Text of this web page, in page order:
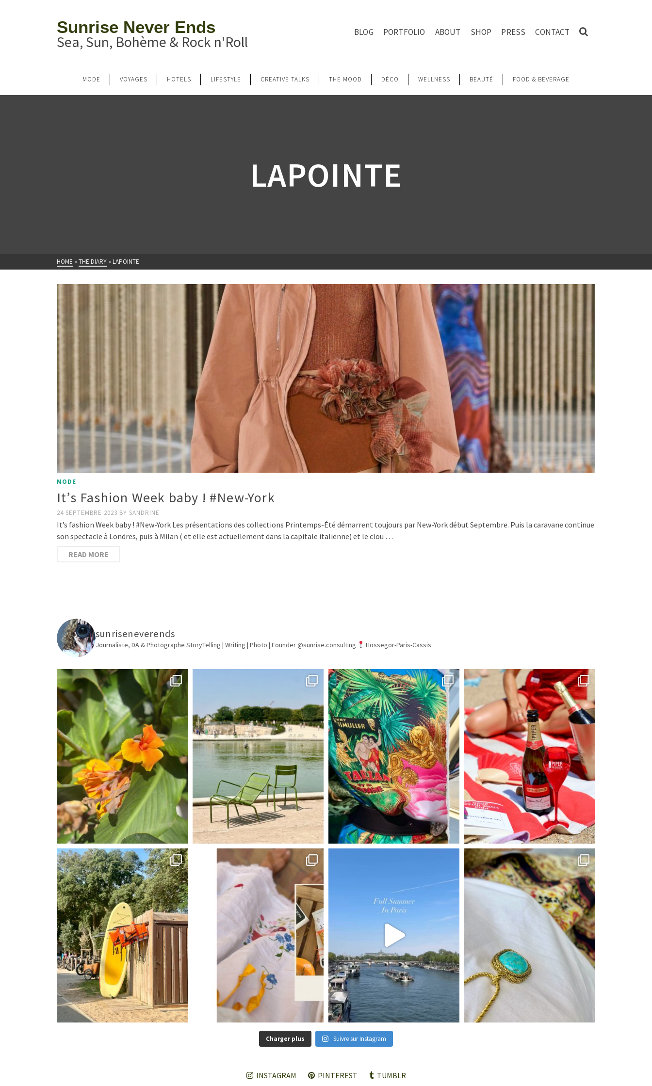
Sunrise Never Ends
Sea, Sun, Bohème & Rock n'Roll
BLOG PORTFOLIO ABOUT SHOP PRESS CONTACT
MODE VOYAGES HOTELS LIFESTYLE CREATIVE TALKS THE MOOD DÉCO WELLNESS BEAUTÉ FOOD & BEVERAGE
LAPOINTE
HOME » THE DIARY » LAPOINTE
MODE
It’s Fashion Week baby ! #New-York
24 SEPTEMBRE 2023 BY SANDRINE
It’s fashion Week baby ! #New-York Les présentations des collections Printemps-Été démarrent toujours par New-York début Septembre. Puis la caravane continue
son spectacle à Londres, puis à Milan ( et elle est actuellement dans la capitale italienne) et le clou …
READ MORE
sunriseneverends
Journaliste, DA & Photographe StoryTelling | Writing | Photo | Founder @sunrise.consulting Hossegor-Paris-Cassis
Charger plus Suivre sur Instagram
INSTAGRAM PINTEREST TUMBLR